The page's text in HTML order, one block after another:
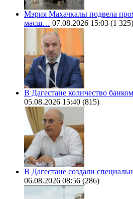
Мэрия Махачкалы подвела
масш… 07.08.2026 15:03 (1 325)
В Дагестане количество
05.08.2026 15:40 (815)
В Дагестане создали
06.08.2026 08:56 (286)